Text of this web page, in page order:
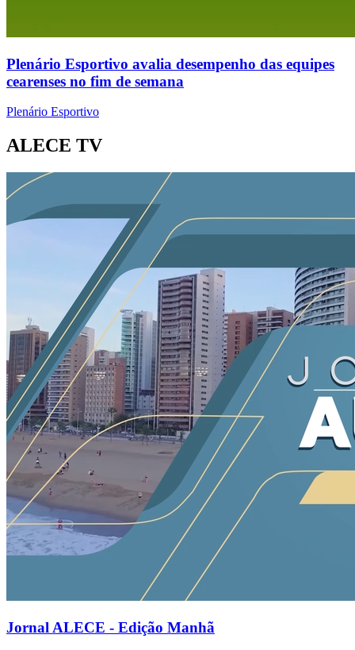
Plenário Esportivo avalia desempenho das equipes
cearenses no fim de semana
Plenário Esportivo
ALECE TV
Jornal ALECE - Edição Manhã